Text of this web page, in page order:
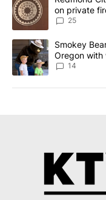
on private
25
A trending article titled
Smokey
Oregon with
14